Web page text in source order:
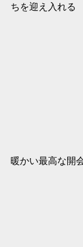
ちを迎え入れる
暖かい最高な開